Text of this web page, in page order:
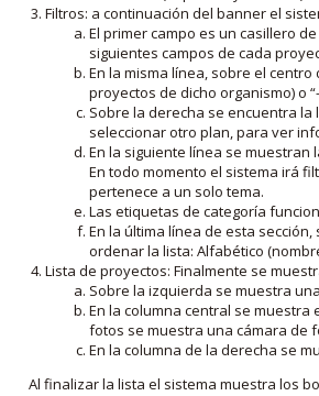
Filtros: a continuación del banner el
El primer campo es un casillero
siguientes campos de cada
En la misma línea, sobre el
proyectos de dicho organismo) o
Sobre la derecha se encuentra
seleccionar otro plan, para ver
En la siguiente línea se
En todo momento el sistema irá
pertenece a un solo tema.
Las etiquetas de categoría
En la última línea de esta
ordenar la lista: Alfabético
Lista de proyectos: Finalmente se
Sobre la izquierda se muestra
En la columna central se
fotos se muestra una cámara de
En la columna de la derecha se
Al finalizar la lista el sistema muestra los